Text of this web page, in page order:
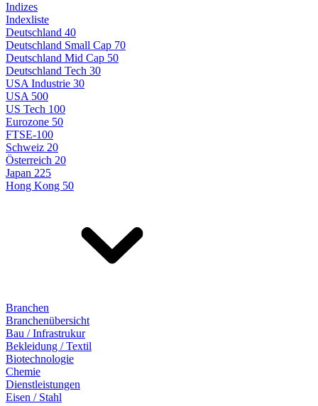
Indizes
Indexliste
Deutschland 40
Deutschland Small Cap 70
Deutschland Mid Cap 50
Deutschland Tech 30
USA Industrie 30
USA 500
US Tech 100
Eurozone 50
FTSE-100
Schweiz 20
Österreich 20
Japan 225
Hong Kong 50
Branchen
Branchenübersicht
Bau / Infrastrukur
Bekleidung / Textil
Biotechnologie
Chemie
Dienstleistungen
Eisen / Stahl